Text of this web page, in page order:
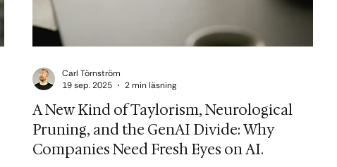
A New Kind of Taylorism, Neurological
Pruning, and the GenAI Divide: Why
Companies Need Fresh Eyes on AI.
Carl Törnström
19 sep. 2025
2 min läsning